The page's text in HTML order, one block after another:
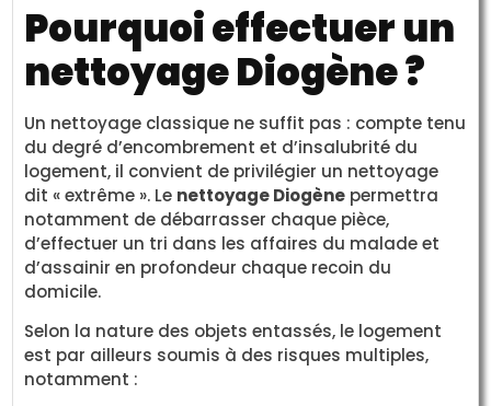
Pourquoi effectuer un
nettoyage Diogène ?
Un nettoyage classique ne suffit pas : compte tenu
du degré d’encombrement et d’insalubrité du
logement, il convient de privilégier un nettoyage
dit « extrême ». Le nettoyage Diogène permettra
notamment de débarrasser chaque pièce,
d’effectuer un tri dans les affaires du malade et
d’assainir en profondeur chaque recoin du
domicile.
Selon la nature des objets entassés, le logement
est par ailleurs soumis à des risques multiples,
notamment :